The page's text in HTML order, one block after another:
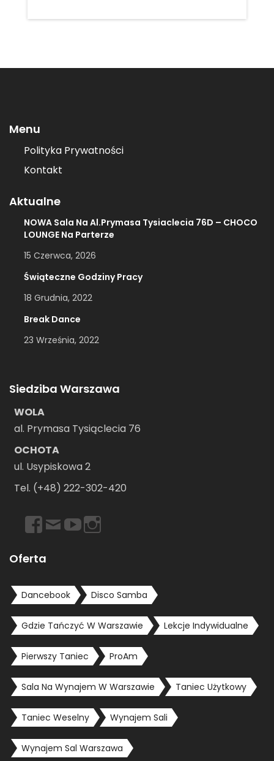
Menu
Polityka Prywatności
Kontakt
Aktualne
NOWA Sala Na Al.Prymasa Tysiaclecia 76D – CHOCO
LOUNGE Na Parterze
15 Czerwca, 2026
Świąteczne Godziny Pracy
18 Grudnia, 2022
Break Dance
23 Września, 2022
Siedziba Warszawa
WOLA
al. Prymasa Tysiąclecia 76
OCHOTA
ul. Usypiskowa 2
Tel. (+48) 222-302-420
https://www.facebook.com/dancebookwarszawa
Emailhttps://www.youtube.com/user/dancebookpl
Oferta
Dancebook Disco Samba
Gdzie Tańczyć W Warszawie Lekcje Indywidualne
Pierwszy Taniec ProAm
Sala Na Wynajem W Warszawie Taniec Użytkowy
Taniec Weselny Wynajem Sali
Wynajem Sal Warszawa